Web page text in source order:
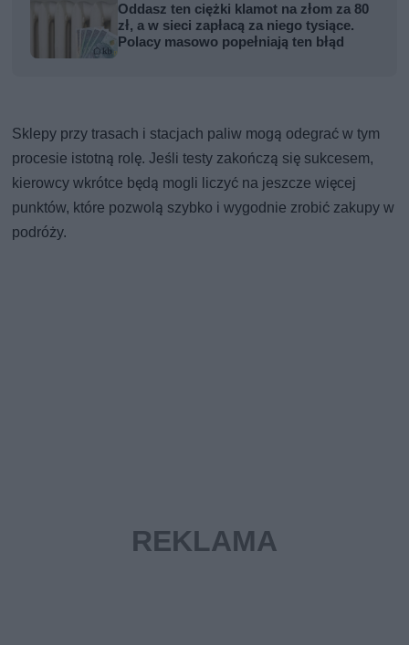
Oddasz ten ciężki klamot na złom za 80
zł, a w sieci zapłacą za niego tysiące.
Polacy masowo popełniają ten błąd
Sklepy przy trasach i stacjach paliw mogą odegrać w tym
procesie istotną rolę. Jeśli testy zakończą się sukcesem,
kierowcy wkrótce będą mogli liczyć na jeszcze więcej
punktów, które pozwolą szybko i wygodnie zrobić zakupy w
podróży.